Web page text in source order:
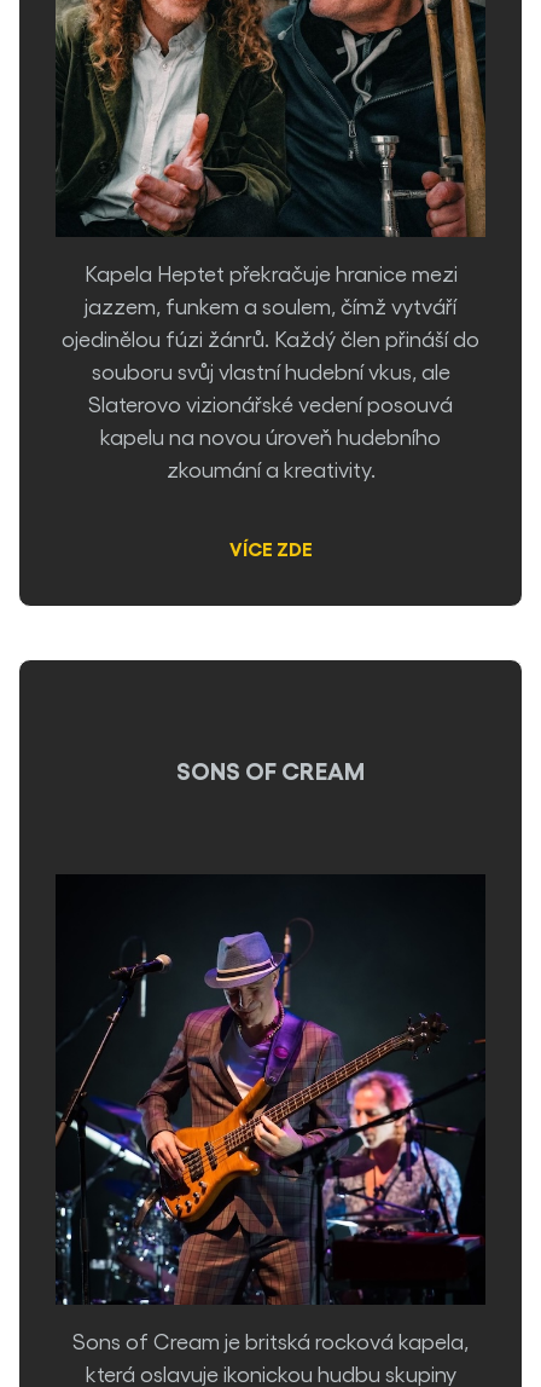
Kapela Heptet překračuje hranice mezi
jazzem, funkem a soulem, čímž vytváří
ojedinělou fúzi žánrů. Každý člen přináší do
souboru svůj vlastní hudební vkus, ale
Slaterovo vizionářské vedení posouvá
kapelu na novou úroveň hudebního
zkoumání a kreativity.
VÍCE ZDE
SONS OF CREAM
Sons of Cream je britská rocková kapela,
která oslavuje ikonickou hudbu skupiny